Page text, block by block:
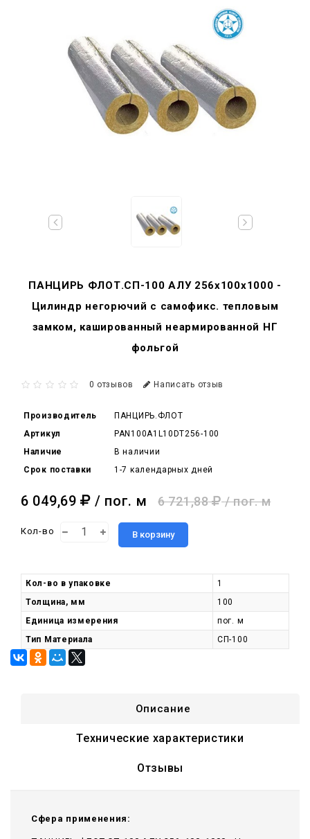
ПАНЦИРЬ ФЛОТ.СП-100 АЛУ 256x100x1000 -
Цилиндр негорючий c самофикс. тепловым
замком, кашированный неармированной НГ
фольгой
0 отзывов Написать отзыв
Производитель
ПАНЦИРЬ.ФЛОТ
Артикул
PAN100A1L10DT256-100
Наличие
В наличии
Срок поставки
1-7 календарных дней
6 049,69 / пог. м 6 721,88 / пог. м
Кол-во В корзину
Кол-во в упаковке
1
Толщина, мм
100
Единица измерения
пог. м
Тип Материала
СП-100
Описание
Технические характеристики
Отзывы
Сфера применения: